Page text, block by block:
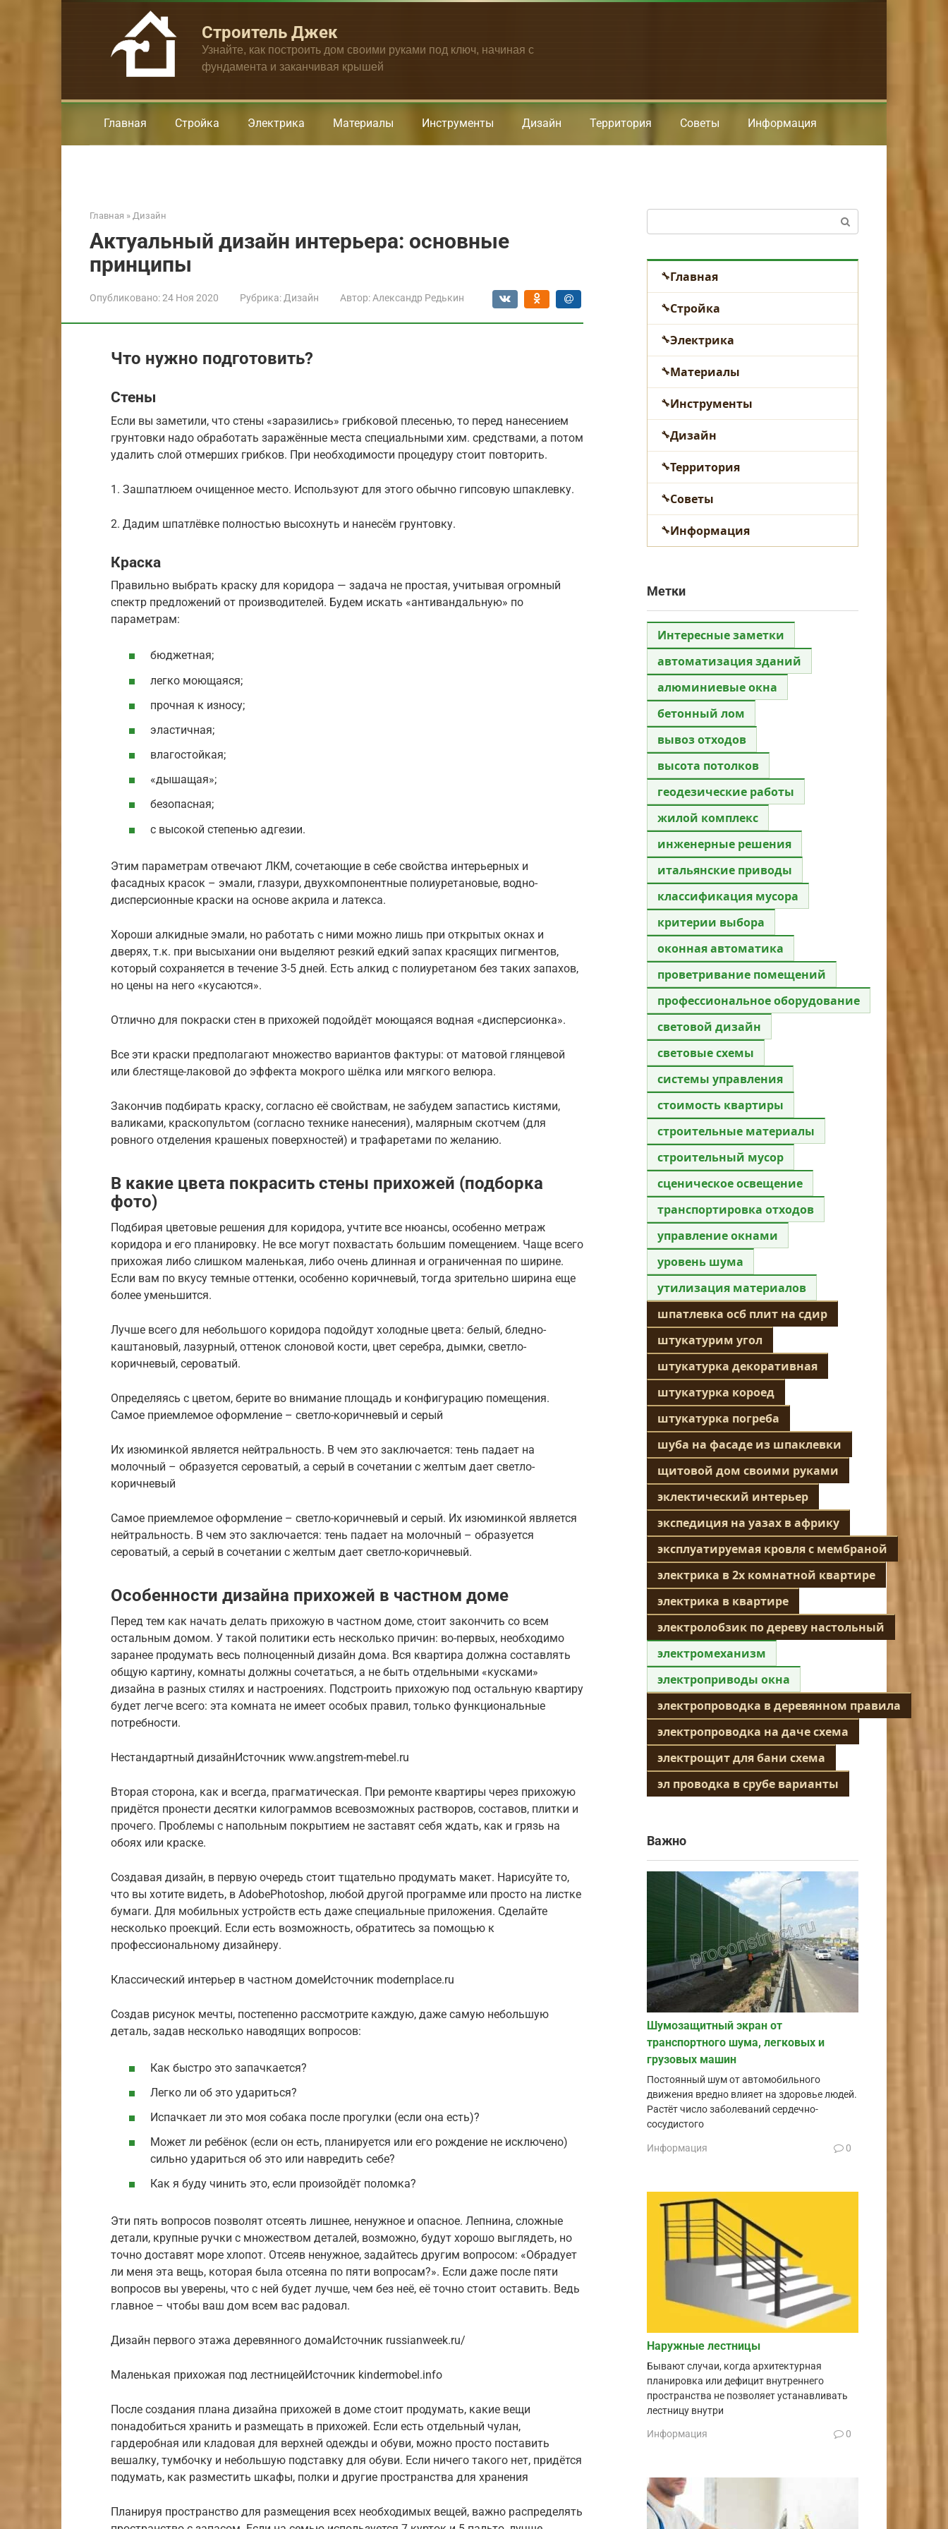
Строитель Джек
Узнайте, как построить дом своими руками под ключ, начиная с
фундамента и заканчивая крышей
Главная Стройка Электрика Материалы Инструменты Дизайн Территория Советы Информация
Главная » Дизайн
Актуальный дизайн интерьера: основные
принципы
Опубликовано:24 Ноя 2020 Рубрика: Дизайн Автор: Александр Редькин
Что нужно подготовить?
Стены
Если вы заметили, что стены «заразились» грибковой плесенью, то перед нанесением
грунтовки надо обработать заражённые места специальными хим. средствами, а потом
удалить слой отмерших грибков. При необходимости процедуру стоит повторить.
1. Зашпатлюем очищенное место. Используют для этого обычно гипсовую шпаклевку.
2. Дадим шпатлёвке полностью высохнуть и нанесём грунтовку.
Краска
Правильно выбрать краску для коридора — задача не простая, учитывая огромный
спектр предложений от производителей. Будем искать «антивандальную» по
параметрам:
бюджетная;
легко моющаяся;
прочная к износу;
эластичная;
влагостойкая;
«дышащая»;
безопасная;
с высокой степенью адгезии.
Этим параметрам отвечают ЛКМ, сочетающие в себе свойства интерьерных и
фасадных красок – эмали, глазури, двухкомпонентные полиуретановые, водно-
дисперсионные краски на основе акрила и латекса.
Хороши алкидные эмали, но работать с ними можно лишь при открытых окнах и
дверях, т.к. при высыхании они выделяют резкий едкий запах красящих пигментов,
который сохраняется в течение 3-5 дней. Есть алкид с полиуретаном без таких запахов,
но цены на него «кусаются».
Отлично для покраски стен в прихожей подойдёт моющаяся водная «дисперсионка».
Все эти краски предполагают множество вариантов фактуры: от матовой глянцевой
или блестяще-лаковой до эффекта мокрого шёлка или мягкого велюра.
Закончив подбирать краску, согласно её свойствам, не забудем запастись кистями,
валиками, краскопультом (согласно технике нанесения), малярным скотчем (для
ровного отделения крашеных поверхностей) и трафаретами по желанию.
В какие цвета покрасить стены прихожей (подборка
фото)
Подбирая цветовые решения для коридора, учтите все нюансы, особенно метраж
коридора и его планировку. Не все могут похвастать большим помещением. Чаще всего
прихожая либо слишком маленькая, либо очень длинная и ограниченная по ширине.
Если вам по вкусу темные оттенки, особенно коричневый, тогда зрительно ширина еще
более уменьшится.
Лучше всего для небольшого коридора подойдут холодные цвета: белый, бледно-
каштановый, лазурный, оттенок слоновой кости, цвет серебра, дымки, светло-
коричневый, сероватый.
Определяясь с цветом, берите во внимание площадь и конфигурацию помещения.
Самое приемлемое оформление – светло-коричневый и серый
Их изюминкой является нейтральность. В чем это заключается: тень падает на
молочный – образуется сероватый, а серый в сочетании с желтым дает светло-
коричневый
Самое приемлемое оформление – светло-коричневый и серый. Их изюминкой является
нейтральность. В чем это заключается: тень падает на молочный – образуется
сероватый, а серый в сочетании с желтым дает светло-коричневый.
Особенности дизайна прихожей в частном доме
Перед тем как начать делать прихожую в частном доме, стоит закончить со всем
остальным домом. У такой политики есть несколько причин: во-первых, необходимо
заранее продумать весь полноценный дизайн дома. Вся квартира должна составлять
общую картину, комнаты должны сочетаться, а не быть отдельными «кусками»
дизайна в разных стилях и настроениях. Подстроить прихожую под остальную квартиру
будет легче всего: эта комната не имеет особых правил, только функциональные
потребности.
Нестандартный дизайнИсточник www.angstrem-mebel.ru
Вторая сторона, как и всегда, прагматическая. При ремонте квартиры через прихожую
придётся пронести десятки килограммов всевозможных растворов, составов, плитки и
прочего. Проблемы с напольным покрытием не заставят себя ждать, как и грязь на
обоях или краске.
Создавая дизайн, в первую очередь стоит тщательно продумать макет. Нарисуйте то,
что вы хотите видеть, в AdobePhotoshop, любой другой программе или просто на листке
бумаги. Для мобильных устройств есть даже специальные приложения. Сделайте
несколько проекций. Если есть возможность, обратитесь за помощью к
профессиональному дизайнеру.
Классический интерьер в частном домеИсточник modernplace.ru
Создав рисунок мечты, постепенно рассмотрите каждую, даже самую небольшую
деталь, задав несколько наводящих вопросов:
Как быстро это запачкается?
Легко ли об это удариться?
Испачкает ли это моя собака после прогулки (если она есть)?
Может ли ребёнок (если он есть, планируется или его рождение не исключено)
сильно удариться об это или навредить себе?
Как я буду чинить это, если произойдёт поломка?
Эти пять вопросов позволят отсеять лишнее, ненужное и опасное. Лепнина, сложные
детали, крупные ручки с множеством деталей, возможно, будут хорошо выглядеть, но
точно доставят море хлопот. Отсеяв ненужное, задайтесь другим вопросом: «Обрадует
ли меня эта вещь, которая была отсеяна по пяти вопросам?». Если даже после пяти
вопросов вы уверены, что с ней будет лучше, чем без неё, её точно стоит оставить. Ведь
главное – чтобы ваш дом всем вас радовал.
Дизайн первого этажа деревянного домаИсточник russianweek.ru/
Маленькая прихожая под лестницейИсточник kindermobel.info
После создания плана дизайна прихожей в доме стоит продумать, какие вещи
понадобиться хранить и размещать в прихожей. Если есть отдельный чулан,
гардеробная или кладовая для верхней одежды и обуви, можно просто поставить
вешалку, тумбочку и небольшую подставку для обуви. Если ничего такого нет, придётся
подумать, как разместить шкафы, полки и другие пространства для хранения
Планируя пространство для размещения всех необходимых вещей, важно распределять
Главная
Стройка
Электрика
Материалы
Инструменты
Дизайн
Территория
Советы
Информация
Метки
Интересные заметки
автоматизация зданий
алюминиевые окна
бетонный лом
вывоз отходов
высота потолков
геодезические работы
жилой комплекс
инженерные решения
итальянские приводы
классификация мусора
критерии выбора
оконная автоматика
проветривание помещений
профессиональное оборудование
световой дизайн
световые схемы
системы управления
стоимость квартиры
строительные материалы
строительный мусор
сценическое освещение
транспортировка отходов
управление окнами
уровень шума
утилизация материалов
шпатлевка осб плит на сдир
штукатурим угол
штукатурка декоративная
штукатурка короед
штукатурка погреба
шуба на фасаде из шпаклевки
щитовой дом своими руками
эклектический интерьер
экспедиция на уазах в африку
эксплуатируемая кровля с мембраной
электрика в 2х комнатной квартире
электрика в квартире
электролобзик по дереву настольный
электромеханизм
электроприводы окна
электропроводка в деревянном правила
электропроводка на даче схема
электрощит для бани схема
эл проводка в срубе варианты
Важно
Шумозащитный экран от
транспортного шума, легковых и
грузовых машин
Постоянный шум от автомобильного
движения вредно влияет на здоровье людей.
Растёт число заболеваний сердечно-
сосудистого
Информация 0
Наружные лестницы
Бывают случаи, когда архитектурная
планировка или дефицит внутреннего
пространства не позволяет устанавливать
лестницу внутри
Информация 0